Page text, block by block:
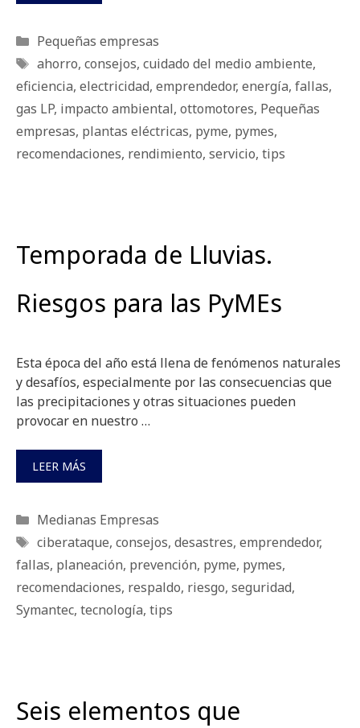
Categorías
Pequeñas empresas
Etiquetas
ahorro, consejos, cuidado del medio ambiente,
eficiencia, electricidad, emprendedor, energía, fallas,
gas LP, impacto ambiental, ottomotores, Pequeñas
empresas, plantas eléctricas, pyme, pymes,
recomendaciones, rendimiento, servicio, tips
Temporada de Lluvias.
Riesgos para las PyMEs
Esta época del año está llena de fenómenos naturales
y desafíos, especialmente por las consecuencias que
las precipitaciones y otras situaciones pueden
provocar en nuestro …
LEER MÁS
Categorías
Medianas Empresas
Etiquetas
ciberataque, consejos, desastres, emprendedor,
fallas, planeación, prevención, pyme, pymes,
recomendaciones, respaldo, riesgo, seguridad,
Symantec, tecnología, tips
Seis elementos que